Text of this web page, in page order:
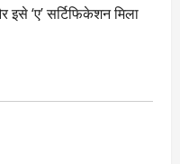
‘ए’ सर्टिफिकेशन मिला